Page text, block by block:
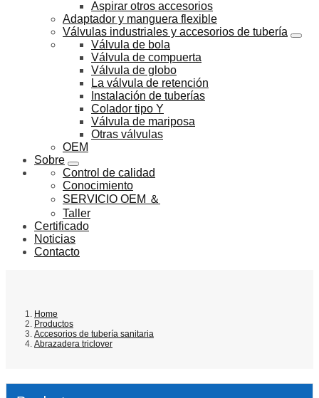
Aspirar otros accesorios
Adaptador y manguera flexible
Válvulas industriales y accesorios de tubería
Válvula de bola
Válvula de compuerta
Válvula de globo
La válvula de retención
Instalación de tuberías
Colador tipo Y
Válvula de mariposa
Otras válvulas
OEM
Sobre
Control de calidad
Conocimiento
SERVICIO OEM ＆
Taller
Certificado
Noticias
Contacto
Home
Productos
Accesorios de tubería sanitaria
Abrazadera triclover